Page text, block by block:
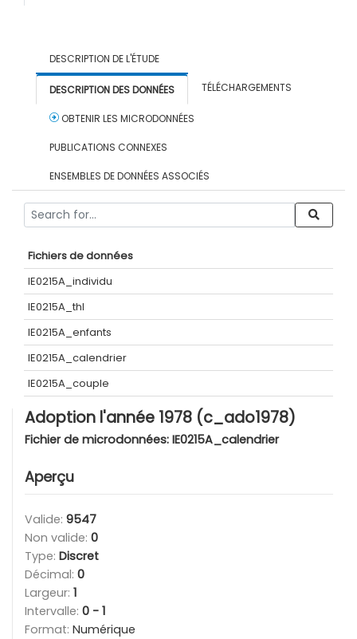
DESCRIPTION DE L'ÉTUDE
DESCRIPTION DES DONNÉES TÉLÉCHARGEMENTS
OBTENIR LES MICRODONNÉES
PUBLICATIONS CONNEXES
ENSEMBLES DE DONNÉES ASSOCIÉS
Fichiers de données
IE0215A_individu
IE0215A_thl
IE0215A_enfants
IE0215A_calendrier
IE0215A_couple
Adoption l'année 1978 (c_ado1978)
Fichier de microdonnées: IE0215A_calendrier
Aperçu
Valide: 9547
Non valide: 0
Type: Discret
Décimal: 0
Largeur: 1
Intervalle: 0 - 1
Format: Numérique